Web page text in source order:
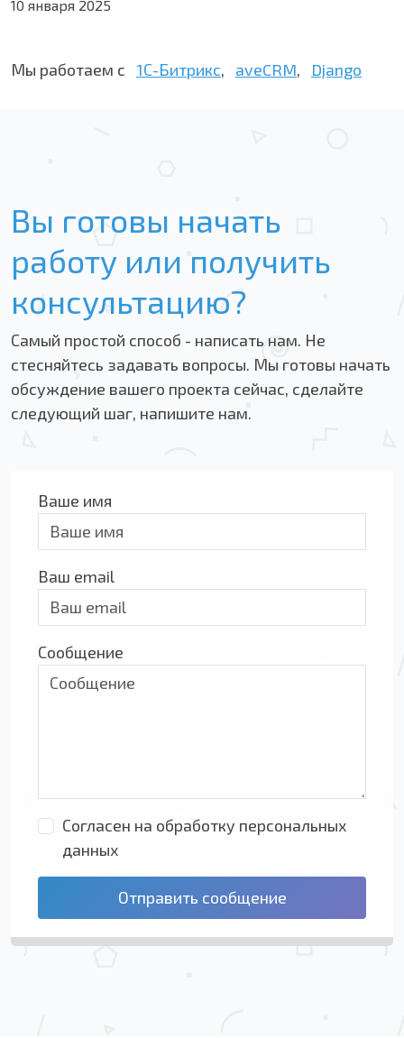
10 января 2025
Мы работаем с 1С-Битрикс, aveCRM, Django
Вы готовы начать
работу или получить
консультацию?
Самый простой способ - написать нам. Не
стесняйтесь задавать вопросы. Мы готовы начать
обсуждение вашего проекта сейчас, сделайте
следующий шаг, напишите нам.
Ваше имя
Ваш email
Сообщение
Согласен на обработку персональных
данных
Отправить сообщение